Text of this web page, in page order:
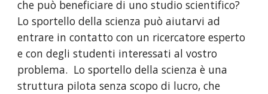
che può beneficiare di uno studio scientifico?
Lo sportello della scienza può aiutarvi ad
entrare in contatto con un ricercatore esperto
e con degli studenti interessati al vostro
problema.  Lo sportello della scienza è una
struttura pilota senza scopo di lucro, che